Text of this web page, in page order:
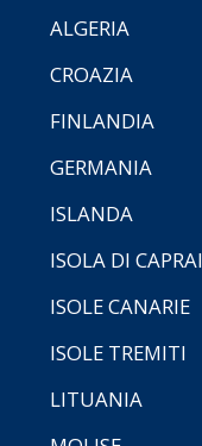
ALGERIA
CROAZIA
FINLANDIA
GERMANIA
ISLANDA
ISOLA DI
ISOLE CANARIE
ISOLE TREMITI
LITUANIA